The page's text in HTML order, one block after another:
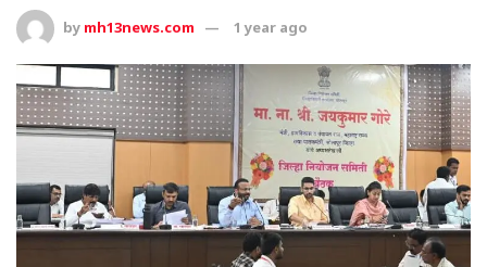
by mh13news.com 1 year ago